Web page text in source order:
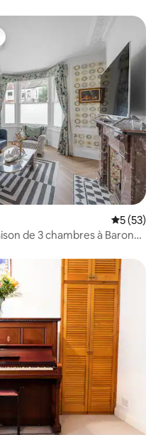
plus appréciés
5 (53)
de 3 chambres à Barons